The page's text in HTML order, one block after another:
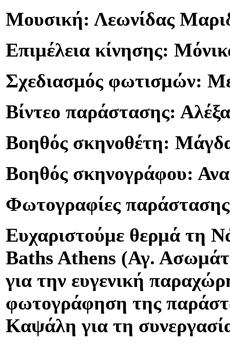
Μουσική: Λεωνίδας
Επιμέλεια κίνησης:
Σχεδιασμός φωτισμών:
Βίντεο παράστασης:
Βοηθός σκηνοθέτη:
Βοηθός σκηνογράφου:
Φωτογραφίες
Ευχαριστούμε θερμά τη
Baths Athens (Αγ.
για την ευγενική
φωτογράφηση της
Καψάλη για τη